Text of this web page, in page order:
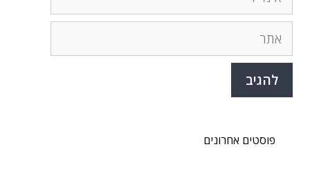
אתר
פוסטים אחרונים